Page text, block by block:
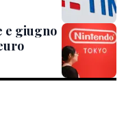
e giugno